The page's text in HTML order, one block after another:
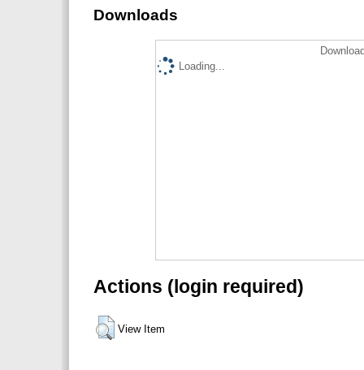
Downloads
Loading...
Actions (login required)
View Item